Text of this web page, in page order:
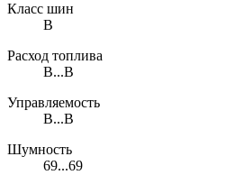
Класс шин
B
Расход топлива
B...B
Управляемость
B...B
Шумность
69...69